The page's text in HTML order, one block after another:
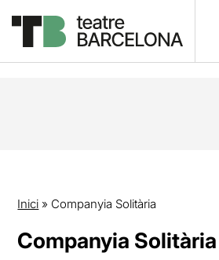
Inici » Companyia Solitària
Companyia Solitària